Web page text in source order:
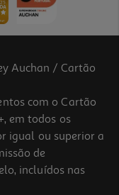
Auchan / Cartão
com o Cartão
em todos os
igual ou superior a
de
incluídos nas